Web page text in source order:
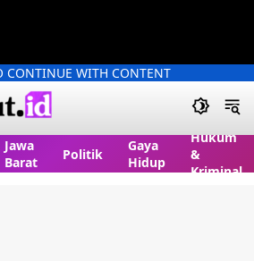
CONTINUE WITH CONTENT
Jawa
Barat
Politik
Gaya
Hidup
Hukum
&
Kriminal